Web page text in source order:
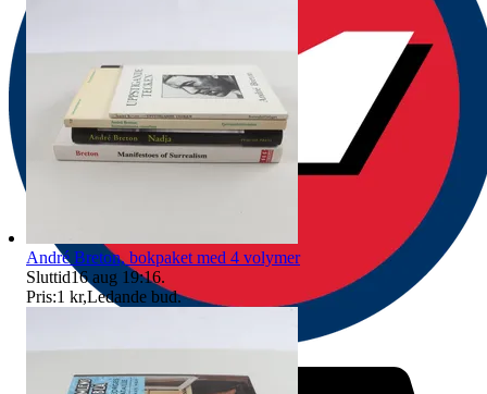
André Breton, bokpaket med 4 volymer
Sluttid16 aug 19:16.
Pris:1 kr,Ledande bud.